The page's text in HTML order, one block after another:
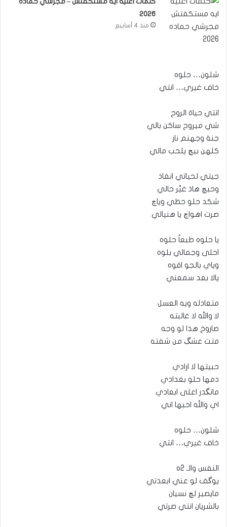
2026
منذ 4 أسابيع
شلون… حلوه
خاف غيري… انتي
انتي حياة الروح
شي ميروح ساكن بالي
جنة وجهنم نار
كلهن بيچ يلحب مالي
جيتي لحياتي انقاذ
وحبچ هاذ غيَّر حالي
شكد حلو حظي وياچ
صرت اهواچ يا هنيالي
يا حلوه طبعاً حلوه
احلى وجمالي بلوه
وياي بالجو اقوه
يالا بعد سمعني
متعادله ويه العسل
لا والله لا غالبته
صاروخ هذا لو وجه
متت عشگ من شفته
حبيتها لا ارادي
دمها حلو بغدادي
ماتگدر اعلى ابعادي
اي والله احبها اني
شلون… حلوه
خاف غيري… انتي
النفس والـ o2
يوگف لو عني ابعدتي
مايصير لچ نسيان
بالشريان انتي صرتي